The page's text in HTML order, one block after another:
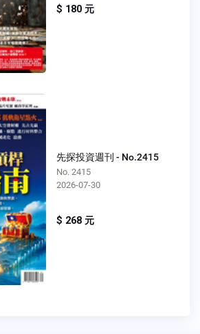
$ 180 元
先探投資週刊 - No.2415
No. 2415
2026-07-30
$ 268 元